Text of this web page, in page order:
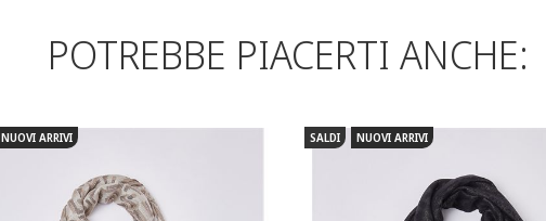
POTREBBE PIACERTI ANCHE:
NUOVI ARRIVI SALDI NUOVI ARRIVI